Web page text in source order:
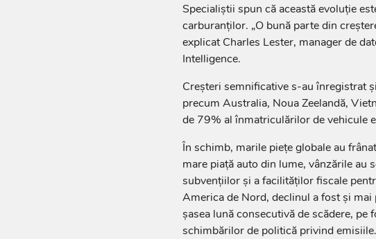
Specialiștii spun că această evoluție
carburanților. „O bună parte din
explicat Charles Lester, manager de
Intelligence.
Creșteri semnificative s-au înregistrat
precum Australia, Noua Zeelandă,
de 79% al înmatriculărilor de vehicule
În schimb, marile piețe globale au
mare piață auto din lume, vânzările au
subvențiilor și a facilităților fiscale
America de Nord, declinul a fost și
șasea lună consecutivă de scădere,
schimbărilor de politică privind emisiile.